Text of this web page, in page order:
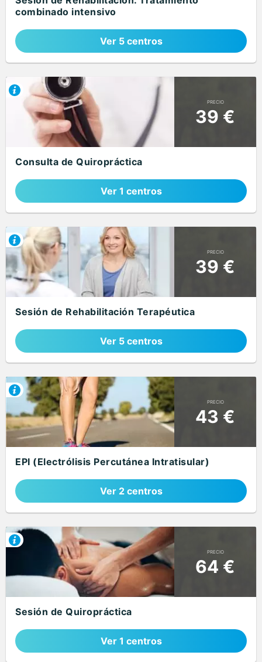
combinado intensivo
Ver 5 centros
PRECIO
39 €
Consulta de Quiropráctica
Ver 1 centros
PRECIO
39 €
Sesión de Rehabilitación Terapéutica
Ver 5 centros
PRECIO
43 €
EPI (Electrólisis Percutánea Intratisular)
Ver 2 centros
PRECIO
64 €
Sesión de Quiropráctica
Ver 1 centros